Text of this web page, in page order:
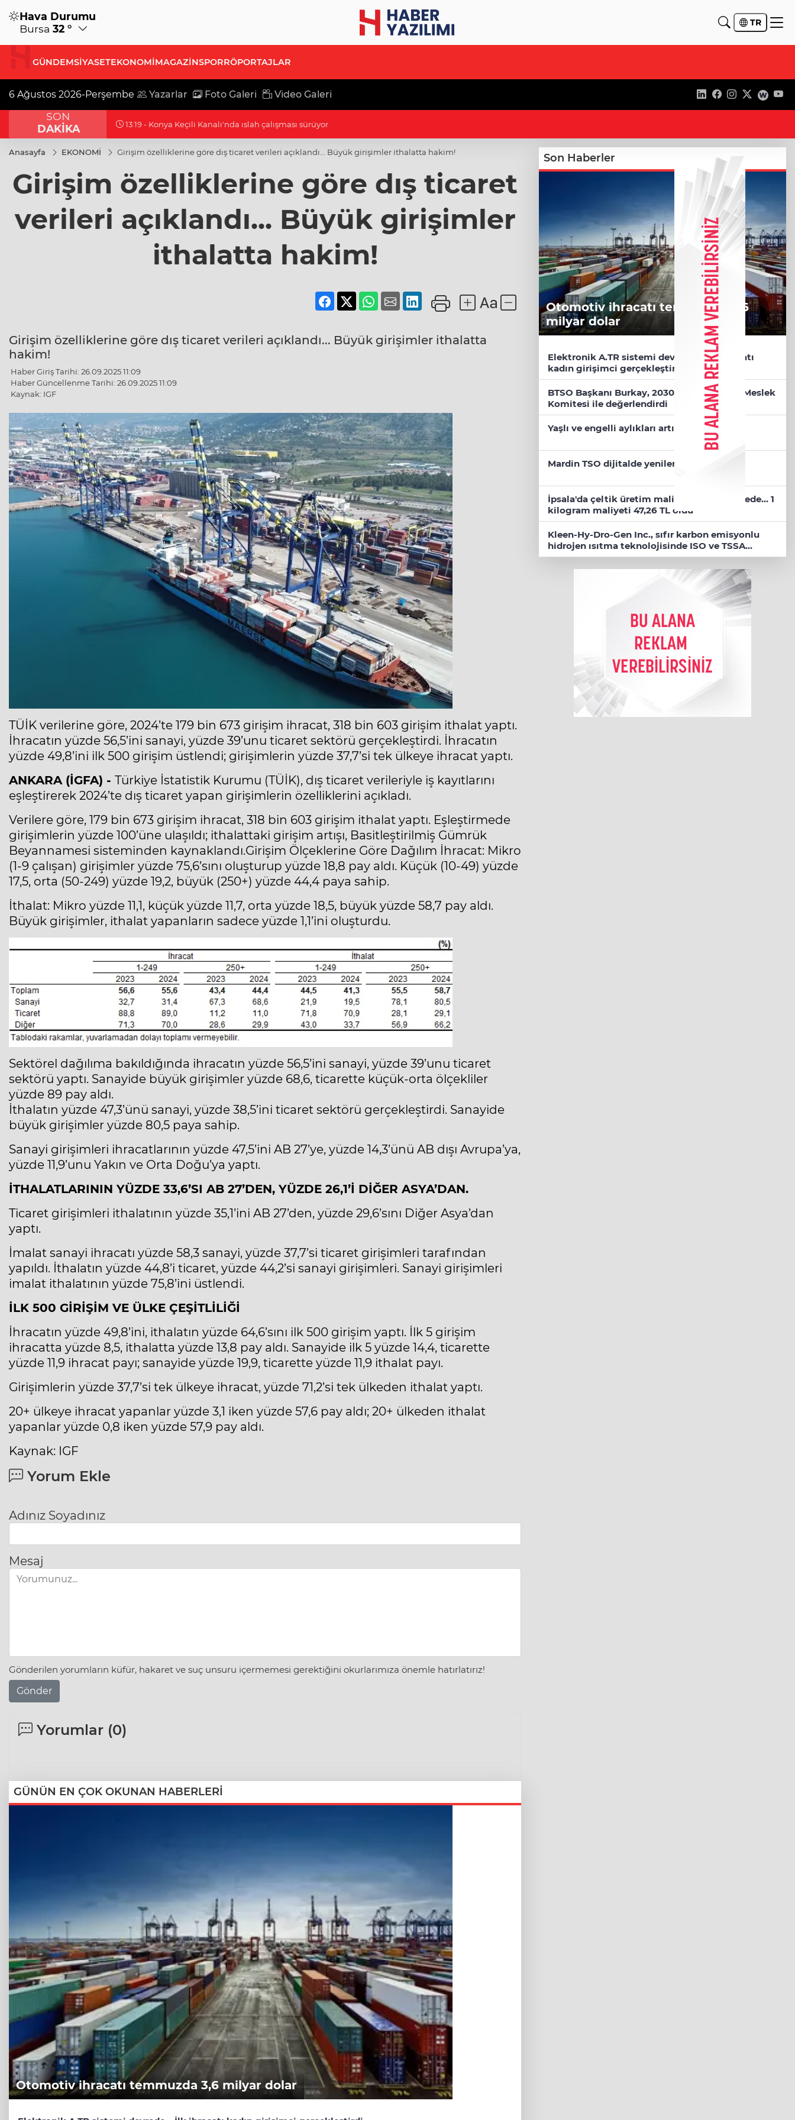
Hava Durumu
Bursa 32 ° TR
GÜNDEMSİYASETEKONOMİMAGAZİNSPORRÖPORTAJLAR
6 Ağustos 2026-Perşembe Yazarlar Foto Galeri Video Galeri
SON
DAKİKA
13:19 - Cevdet Yılmaz: Milli yetkinlik hamlesi ile insan kaynağını güçlendiriyoruz
Anasayfa EKONOMİ Girişim özelliklerine göre dış ticaret verileri açıklandı... Büyük girişimler ithalatta hakim!
Girişim özelliklerine göre dış ticaret
verileri açıklandı... Büyük girişimler
ithalatta hakim!
Girişim özelliklerine göre dış ticaret verileri açıklandı... Büyük girişimler ithalatta
hakim!
Haber Giriş Tarihi: 26.09.2025 11:09
Haber Güncellenme Tarihi: 26.09.2025 11:09
Kaynak: IGF
TÜİK verilerine göre, 2024’te 179 bin 673 girişim ihracat, 318 bin 603 girişim ithalat yaptı.
İhracatın yüzde 56,5’ini sanayi, yüzde 39’unu ticaret sektörü gerçekleştirdi. İhracatın
yüzde 49,8’ini ilk 500 girişim üstlendi; girişimlerin yüzde 37,7’si tek ülkeye ihracat yaptı.
ANKARA (İGFA) - Türkiye İstatistik Kurumu (TÜİK), dış ticaret verileriyle iş kayıtlarını
eşleştirerek 2024’te dış ticaret yapan girişimlerin özelliklerini açıkladı.
Verilere göre, 179 bin 673 girişim ihracat, 318 bin 603 girişim ithalat yaptı. Eşleştirmede
girişimlerin yüzde 100’üne ulaşıldı; ithalattaki girişim artışı, Basitleştirilmiş Gümrük
Beyannamesi sisteminden kaynaklandı.Girişim Ölçeklerine Göre Dağılım İhracat: Mikro
(1-9 çalışan) girişimler yüzde 75,6’sını oluşturup yüzde 18,8 pay aldı. Küçük (10-49) yüzde
17,5, orta (50-249) yüzde 19,2, büyük (250+) yüzde 44,4 paya sahip.
İthalat: Mikro yüzde 11,1, küçük yüzde 11,7, orta yüzde 18,5, büyük yüzde 58,7 pay aldı.
Büyük girişimler, ithalat yapanların sadece yüzde 1,1’ini oluşturdu.
Sektörel dağılıma bakıldığında ihracatın yüzde 56,5’ini sanayi, yüzde 39’unu ticaret
sektörü yaptı. Sanayide büyük girişimler yüzde 68,6, ticarette küçük-orta ölçekliler
yüzde 89 pay aldı.
İthalatın yüzde 47,3’ünü sanayi, yüzde 38,5’ini ticaret sektörü gerçekleştirdi. Sanayide
büyük girişimler yüzde 80,5 paya sahip.
Sanayi girişimleri ihracatlarının yüzde 47,5’ini AB 27’ye, yüzde 14,3’ünü AB dışı Avrupa’ya,
yüzde 11,9’unu Yakın ve Orta Doğu’ya yaptı.
İTHALATLARININ YÜZDE 33,6’SI AB 27’DEN, YÜZDE 26,1’İ DİĞER ASYA’DAN.
Ticaret girişimleri ithalatının yüzde 35,1’ini AB 27’den, yüzde 29,6’sını Diğer Asya’dan
yaptı.
İmalat sanayi ihracatı yüzde 58,3 sanayi, yüzde 37,7’si ticaret girişimleri tarafından
yapıldı. İthalatın yüzde 44,8’i ticaret, yüzde 44,2’si sanayi girişimleri. Sanayi girişimleri
imalat ithalatının yüzde 75,8’ini üstlendi.
İLK 500 GİRİŞİM VE ÜLKE ÇEŞİTLİLİĞİ
İhracatın yüzde 49,8’ini, ithalatın yüzde 64,6’sını ilk 500 girişim yaptı. İlk 5 girişim
ihracatta yüzde 8,5, ithalatta yüzde 13,8 pay aldı. Sanayide ilk 5 yüzde 14,4, ticarette
yüzde 11,9 ihracat payı; sanayide yüzde 19,9, ticarette yüzde 11,9 ithalat payı.
Girişimlerin yüzde 37,7’si tek ülkeye ihracat, yüzde 71,2’si tek ülkeden ithalat yaptı.
20+ ülkeye ihracat yapanlar yüzde 3,1 iken yüzde 57,6 pay aldı; 20+ ülkeden ithalat
yapanlar yüzde 0,8 iken yüzde 57,9 pay aldı.
Kaynak: IGF
Yorum Ekle
Adınız Soyadınız
Mesaj
Gönderilen yorumların küfür, hakaret ve suç unsuru içermemesi gerektiğini okurlarımıza önemle hatırlatırız!
Gönder
Yorumlar (0)
GÜNÜN EN ÇOK OKUNAN HABERLERİ
Otomotiv ihracatı temmuzda 3,6 milyar dolar
Son Haberler
Otomotiv ihracatı temmuzda 3,6
milyar dolar
Elektronik A.TR sistemi devrede... İlk ihracatı
kadın girişimci gerçekleştirdi
BTSO Başkanı Burkay, 2030 vizyonunu 62. Meslek
Komitesi ile değerlendirdi
Yaşlı ve engelli aylıkları artışlı hesaplarda
Mardin TSO dijitalde yenilendi
İpsala'da çeltik üretim maliyeti rekor seviyede... 1
kilogram maliyeti 47,26 TL oldu
Kleen-Hy-Dro-Gen Inc., sıfır karbon emisyonlu
hidrojen ısıtma teknolojisinde ISO ve TSSA
düzenleyici onaylarını aldı